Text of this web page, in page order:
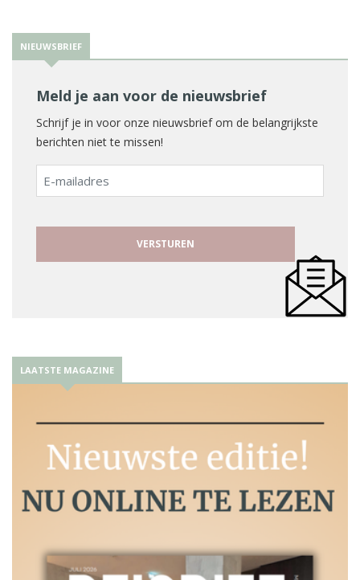
NIEUWSBRIEF
Meld je aan voor de nieuwsbrief
Schrijf je in voor onze nieuwsbrief om de belangrijkste
berichten niet te missen!
E-
mailadres
LAATSTE MAGAZINE